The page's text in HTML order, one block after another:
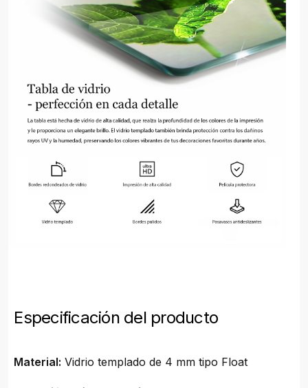
Especificación del producto
Material: Vidrio templado de 4 mm tipo Float